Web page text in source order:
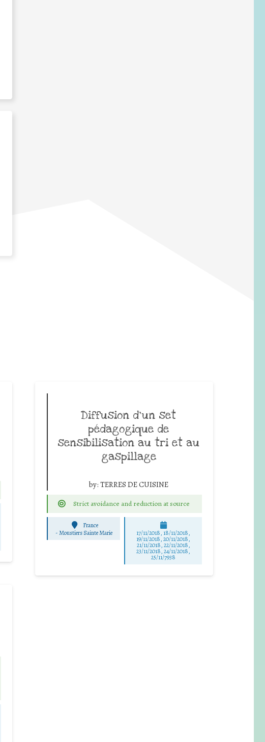
Diffusion d’un set
pédagogique de
sensibilisation au tri et au
gaspillage
by: TERRES DE CUISINE
Strict avoidance and reduction at source
France
-Moustiers Sainte Marie 17/11/2018, 18/11/2018,
19/11/2018, 20/11/2018,
21/11/2018, 22/11/2018,
23/11/2018, 24/11/2018,
25/11/7938